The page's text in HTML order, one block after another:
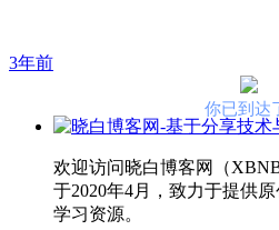
3年前
你已到达
欢迎访问晓白博客网（
于2020年4月，致力于提供
学习资源。